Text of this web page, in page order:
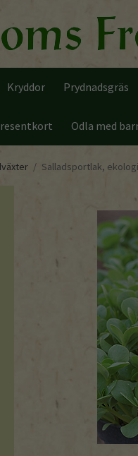
Kryddor Prydnadsgräs
Odla med
/ Salladsportlak,